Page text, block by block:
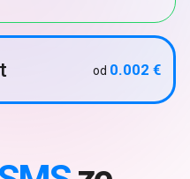
od 0.002 €